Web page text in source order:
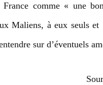
comme « une
Maliens, à eux seuls et
sur d’éventuels